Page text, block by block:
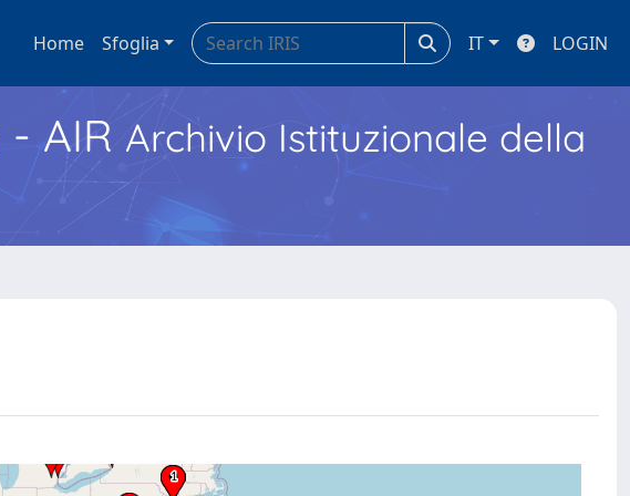
Home Sfoglia IT LOGIN
- AIR Archivio Istituzionale della